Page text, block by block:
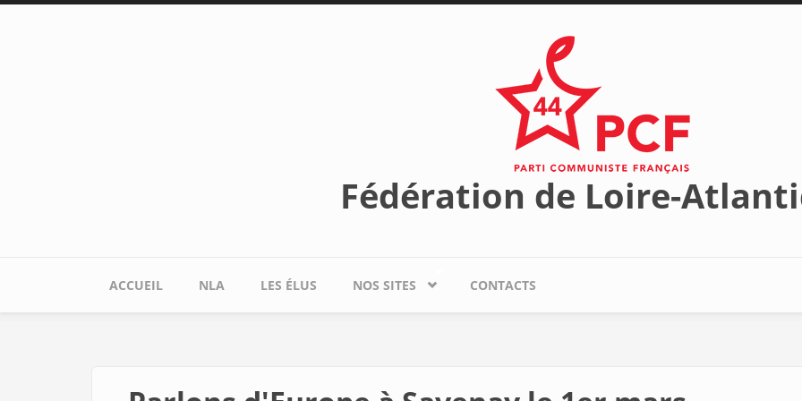
Aller au contenu principal
Fédération de Loire-
ACCUEIL NLA LES ÉLUS NOS SITES CONTACTS